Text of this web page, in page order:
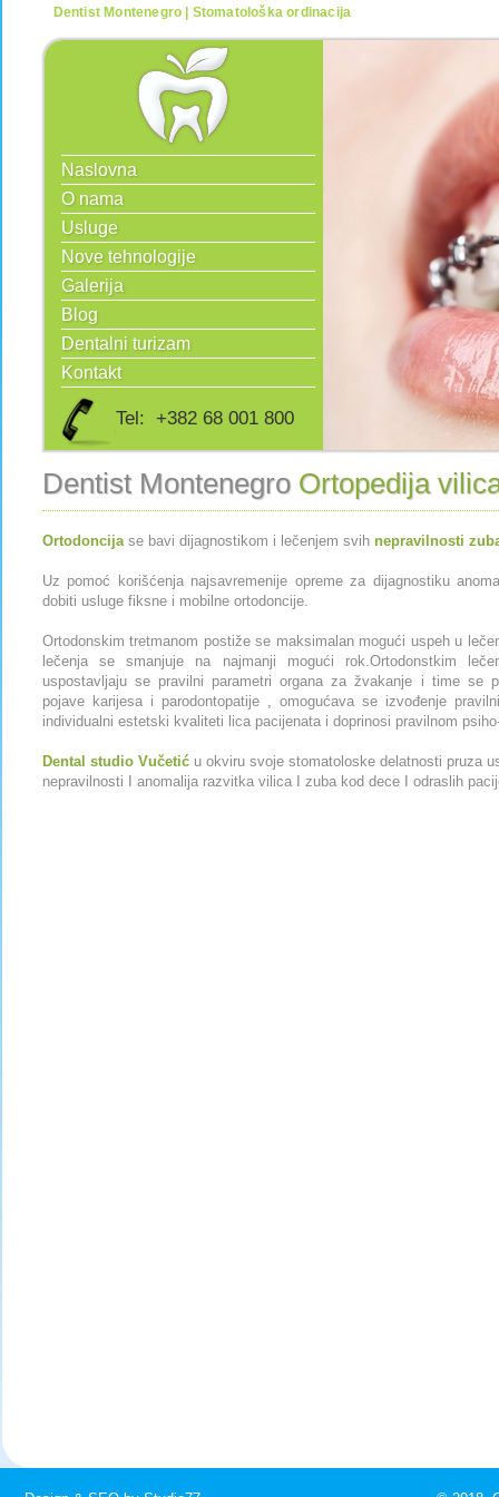
Dentist Montenegro | Stomatološka ordinacija
Naslovna
O nama
Usluge
Nove tehnologije
Galerija
Blog
Dentalni turizam
Kontakt
Tel: +382 68 001 800
Dentist Montenegro Ortopedija
Ortodoncijase bavi dijagnostikom i lečenjem svih nepravilnosti
Uz pomoć korišćenja najsavremenije opreme za dijagnostiku
dobiti usluge fiksne i mobilne ortodoncije.
Ortodonskim tretmanom postiže se maksimalan mogući uspeh u
lečenja se smanjuje na najmanji mogući rok.Ortodonstkim
uspostavljaju se pravilni parametri organa za žvakanje i time se
pojave karijesa i parodontopatije , omogućava se izvođenje
individualni estetski kvaliteti lica pacijenata i doprinosi pravilnom
Dental studio Vučetiću okviru svoje stomatoloske delatnosti pruza
nepravilnosti I anomalija razvitka vilica I zuba kod dece I odraslih